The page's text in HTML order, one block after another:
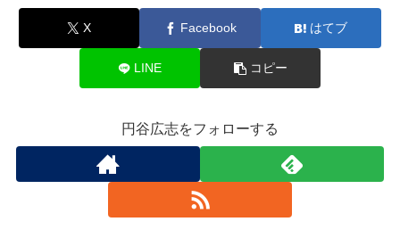
o
o
X Facebook はてブ
LINE コピー
円谷広志をフォローする